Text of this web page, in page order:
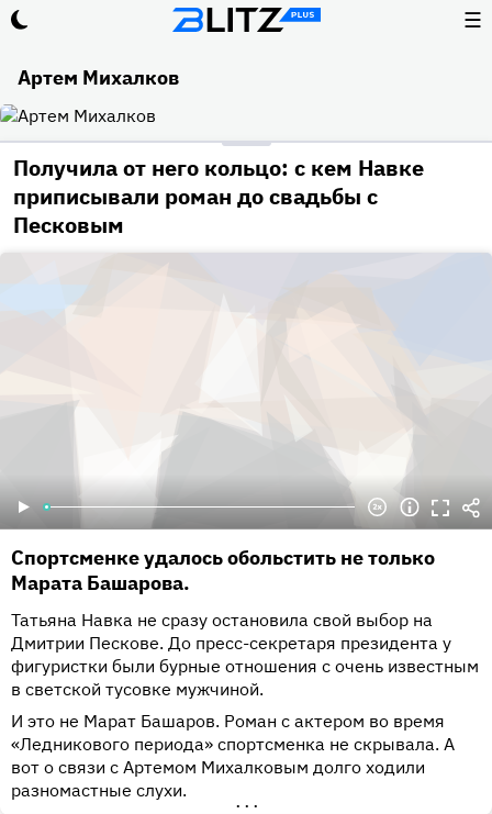
☰
Артем Михалков
Получила от него кольцо: с кем Навке
приписывали роман до свадьбы с
Песковым
Спортсменке удалось обольстить не только
Марата Башарова.
Татьяна Навка не сразу остановила свой выбор на
Дмитрии Пескове. До пресс-секретаря президента у
фигуристки были бурные отношения с очень известным
в светской тусовке мужчиной.
И это не Марат Башаров. Роман с актером во время
«Ледникового периода» спортсменка не скрывала. А
вот о связи с Артемом Михалковым долго ходили
разномастные слухи.
•••